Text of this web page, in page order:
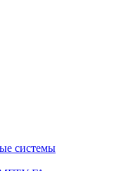
системы